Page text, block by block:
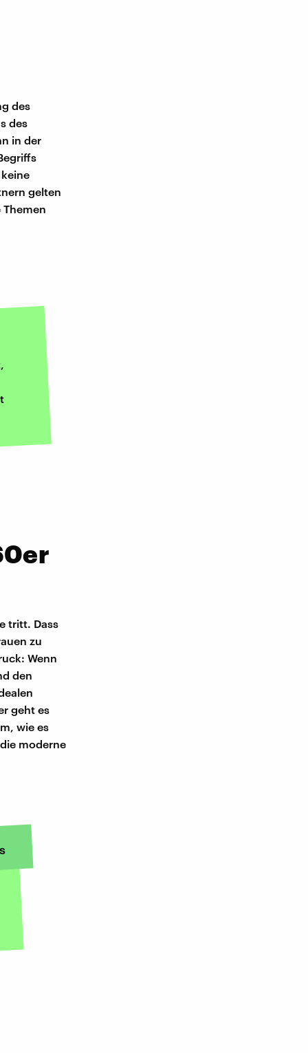
des
des
in der
gelten
tritt. Dass
zu
Wenn
den
geht es
wie es
moderne